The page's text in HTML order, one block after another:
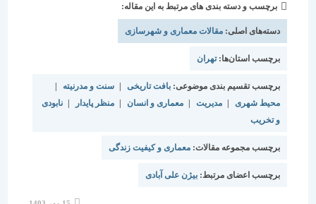
برچسب و دسته بندی های مرتبط به این مقاله:
دسته‌های اصلی:مقالات معماری و شهرسازی
برچسب استان‌ها:تهران
برچسب تقسیم بندی موضوعی:بافت تاریخی | سنت و مدرنیته |
محیط شهری | مدیریت | معماری و انسان | منظر پایدار |
نابودی
و تخریب
برچسب مجموعه مقالات:معماری و کیفیت زندگی
برچسب اعضای مرتبط: بیژن علی آبادی